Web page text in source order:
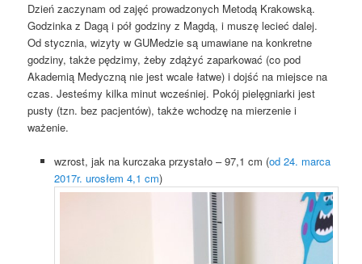
Dzień zaczynam od zajęć prowadzonych Metodą Krakowską.
Godzinka z Dagą i pół godziny z Magdą, i muszę lecieć dalej.
Od stycznia, wizyty w GUMedzie są umawiane na konkretne
godziny, także pędzimy, żeby zdążyć zaparkować (co pod
Akademią Medyczną nie jest wcale łatwe) i dojść na miejsce na
czas. Jesteśmy kilka minut wcześniej. Pokój pielęgniarki jest
pusty (tzn. bez pacjentów), także wchodzę na mierzenie i
ważenie.
wzrost, jak na kurczaka przystało – 97,1 cm (od 24. marca
2017r. urosłem 4,1 cm)